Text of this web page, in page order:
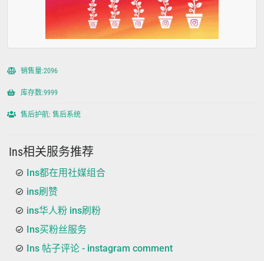
销售量:2096
库存数:9999
售后护航: 售后系统
Ins相关服务推荐
Ins都在用社媒组合
ins刷赞
ins华人粉 ins刷粉
Ins买粉丝服务
Ins 帖子评论 - instagram comment